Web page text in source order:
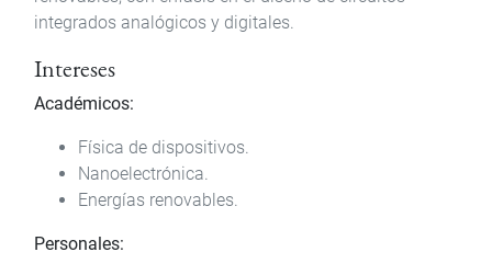
integrados analógicos y digitales.
Intereses
Académicos:
Física de dispositivos.
Nanoelectrónica.
Energías renovables.
Personales: